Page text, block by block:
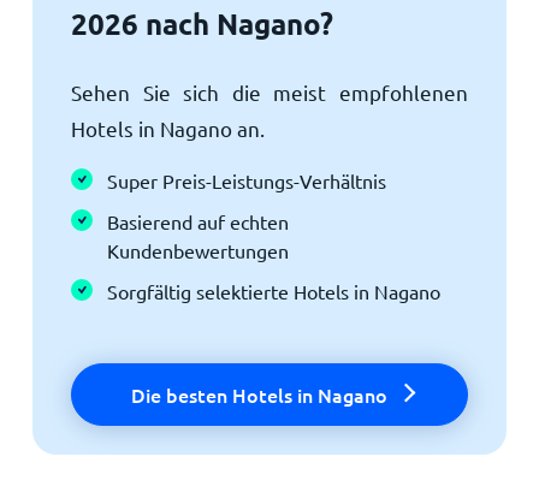
2026 nach Nagano?
Sehen Sie sich die meist empfohlenen
Hotels in Nagano an.
Super Preis-Leistungs-Verhältnis
Basierend auf echten
Kundenbewertungen
Sorgfältig selektierte Hotels in Nagano
Die besten Hotels in Nagano